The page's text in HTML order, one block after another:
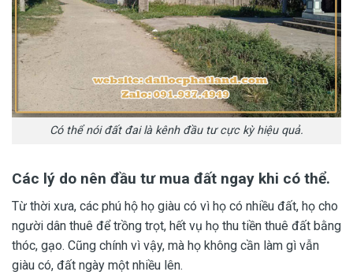
Có thể nói đất đai là kênh đầu tư cực kỳ hiệu quả.
Các lý do nên đầu tư mua đất ngay khi có thể.
Từ thời xưa, các phú hộ họ giàu có vì họ có nhiều đất, họ cho
người dân thuê để trồng trọt, hết vụ họ thu tiền thuê đất bằng
thóc, gạo. Cũng chính vì vậy, mà họ không cần làm gì vẫn
giàu có, đất ngày một nhiều lên.